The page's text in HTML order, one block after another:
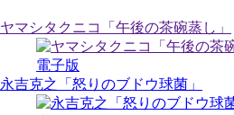
ヤマシタクニコ「午後の茶碗蒸し」
電子版
永吉克之「怒りのブドウ球菌」